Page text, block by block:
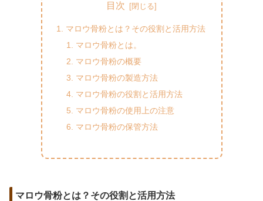
目次
マロウ骨粉とは？その役割と活用方法
マロウ骨粉とは。
マロウ骨粉の概要
マロウ骨粉の製造方法
マロウ骨粉の役割と活用方法
マロウ骨粉の使用上の注意
マロウ骨粉の保管方法
マロウ骨粉とは？その役割と活用方法